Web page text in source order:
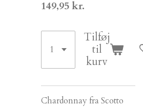
149,95 kr.
Tilføj
til
kurv
Chardonnay fra Scotto